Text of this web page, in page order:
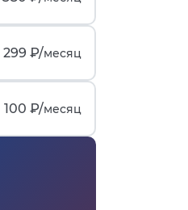
299 ₽/месяц
100 ₽/месяц